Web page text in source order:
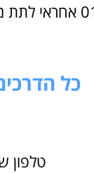
שירות לקוחות
כל הדרכים
טלפון שירות